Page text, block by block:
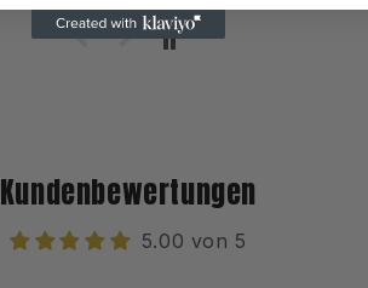
Kundenbewertungen
5.00 von 5